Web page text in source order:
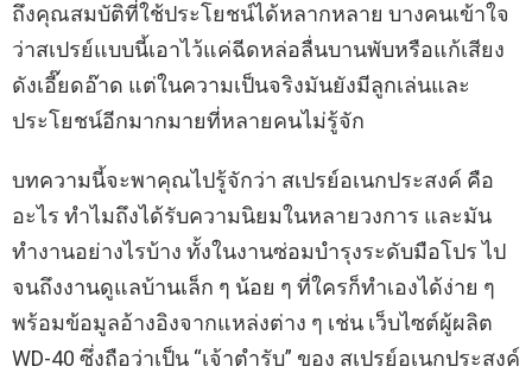
ถึงคุณสมบัติที่ใช้ประโยชน์ได้หลากหลาย บางคนเข้าใจ
ว่าสเปรย์แบบนี้เอาไว้แค่ฉีดหล่อลื่นบานพับหรือแก้เสียง
ดังเอี๊ยดอ๊าด แต่ในความเป็นจริงมันยังมีลูกเล่นและ
ประโยชน์อีกมากมายที่หลายคนไม่รู้จัก
บทความนี้จะพาคุณไปรู้จักว่า สเปรย์อเนกประสงค์ คือ
อะไร ทำไมถึงได้รับความนิยมในหลายวงการ และมัน
ทำงานอย่างไรบ้าง ทั้งในงานซ่อมบำรุงระดับมือโปร ไป
จนถึงงานดูแลบ้านเล็ก ๆ น้อย ๆ ที่ใครก็ทำเองได้ง่าย ๆ
พร้อมข้อมูลอ้างอิงจากแหล่งต่าง ๆ เช่น เว็บไซต์ผู้ผลิต
WD-40 ซึ่งถือว่าเป็น “เจ้าตำรับ” ของ สเปรย์อเนกประสงค์